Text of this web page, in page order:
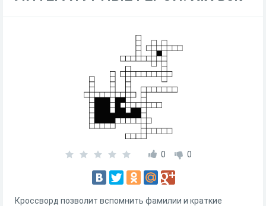
0 0
Кроссворд позволит вспомнить фамилии и краткие